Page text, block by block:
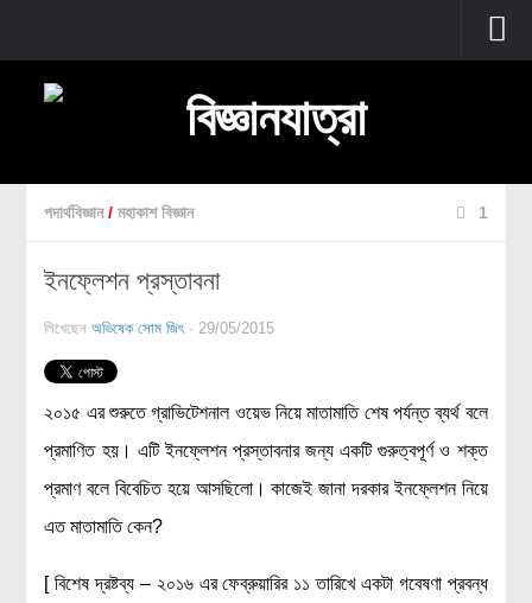
প্রচ্ছদ
জীববিজ্ঞান
প্রাণীবিজ্ঞান
মানবদেহ
অণুজীববিজ্ঞান
পদার্থবিজ্ঞান
গণিত
পদার্থবিজ্ঞান / মহাকাশ বিজ্ঞান 1
ইনফ্লেশন প্রস্তাবনা
লিখেছেনঅভিষেক সোম জিৎ· 29/05/2015
২০১৫ এর শুরুতে গ্রাভিটেশনাল ওয়েভ নিয়ে মাতামাতি শেষ পর্যন্ত ব্যর্থ বলে
প্রমাণিত হয়। এটি ইনফ্লেশন প্রস্তাবনার জন্য একটি গুরুত্বপূর্ণ ও শক্ত
প্রমাণ বলে বিবেচিত হয়ে আসছিলো। কাজেই জানা দরকার ইনফ্লেশন নিয়ে
এত মাতামাতি কেন?
[ বিশেষ দ্রষ্টব্য – ২০১৬ এর ফেব্রুয়ারির ১১ তারিখে একটা গবেষণা প্রবন্ধ